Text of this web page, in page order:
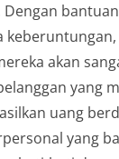
bantuan
akan
yang
uang
yang